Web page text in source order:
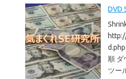
DVD
順
ツー